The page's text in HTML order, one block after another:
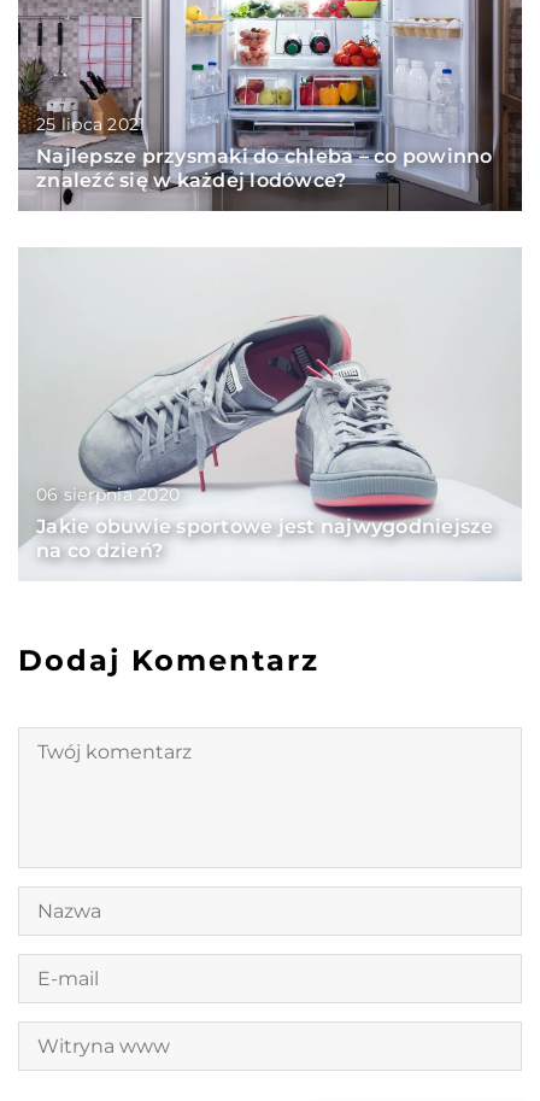
25 lipca 2021
Najlepsze przysmaki do chleba – co powinno
znaleźć się w każdej lodówce?
06 sierpnia 2020
Jakie obuwie sportowe jest najwygodniejsze
na co dzień?
Dodaj Komentarz